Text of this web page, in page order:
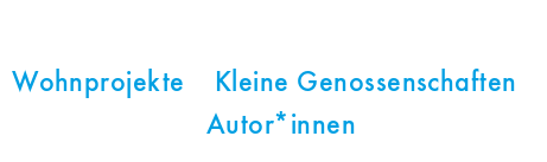
Wohnprojekte Kleine Genossenschaften
Autor*innen